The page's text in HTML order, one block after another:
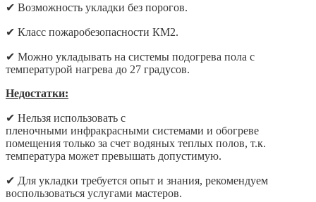
✔ Возможность укладки без порогов.
✔ Класс пожаробезопасности КМ2.
✔ Можно укладывать на системы подогрева пола с
температурой нагрева до 27 градусов.
Недостатки:
✔ Нельзя использовать с
пленочными инфракрасными системами и обогреве
помещения только за счет водяных теплых полов, т.к.
температура может превышать допустимую.
✔ Для укладки требуется опыт и знания, рекомендуем
воспользоваться услугами мастеров.